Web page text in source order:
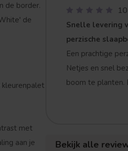
de border.
de
met
aan je
10
Snelle levering
perzische
Een prachtige
Netjes en snel
boom te planten.
Bekijk alle